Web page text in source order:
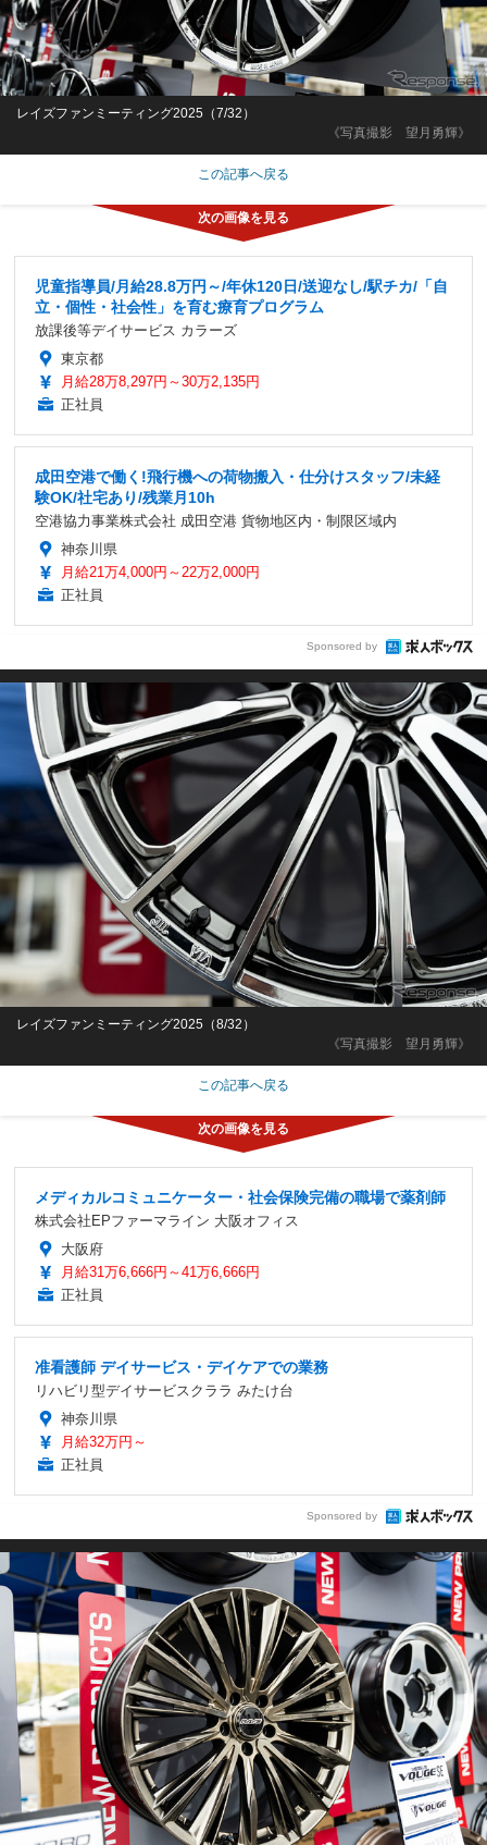
《写真撮影 望月勇輝》
レイズファンミーティング2025（7/32）
この記事へ戻る
児童指導員/月給28.8万円～/年休120日/送迎なし/駅チカ/「自
立・個性・社会性」を育む療育プログラム
放課後等デイサービス カラーズ
東京都
月給28万8,297円～30万2,135円
正社員
成田空港で働く!飛行機への荷物搬入・仕分けスタッフ/未経
験OK/社宅あり/残業月10h
空港協力事業株式会社 成田空港 貨物地区内・制限区域内
神奈川県
月給21万4,000円～22万2,000円
正社員
Sponsored by
《写真撮影 望月勇輝》
レイズファンミーティング2025（8/32）
この記事へ戻る
メディカルコミュニケーター・社会保険完備の職場で薬剤師
株式会社EPファーマライン 大阪オフィス
大阪府
月給31万6,666円～41万6,666円
正社員
准看護師 デイサービス・デイケアでの業務
リハビリ型デイサービスクララ みたけ台
神奈川県
月給32万円～
正社員
Sponsored by